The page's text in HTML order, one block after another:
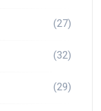
(27)
(32)
(29)